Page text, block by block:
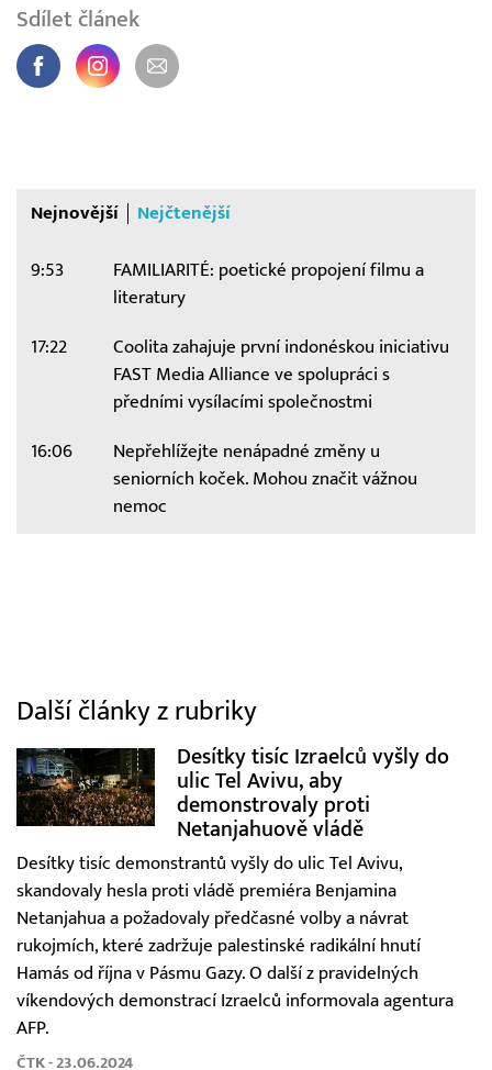
Sdílet článek
Nejnovější Nejčtenější
9:53
FAMILIARITÉ: poetické propojení filmu a
literatury
17:22
Coolita zahajuje první indonéskou iniciativu
FAST Media Alliance ve spolupráci s
předními vysílacími společnostmi
16:06
Nepřehlížejte nenápadné změny u
seniorních koček. Mohou značit vážnou
nemoc
Další články z rubriky
Desítky tisíc Izraelců vyšly do
ulic Tel Avivu, aby
demonstrovaly proti
Netanjahuově vládě
Desítky tisíc demonstrantů vyšly do ulic Tel Avivu,
skandovaly hesla proti vládě premiéra Benjamina
Netanjahua a požadovaly předčasné volby a návrat
rukojmích, které zadržuje palestinské radikální hnutí
Hamás od října v Pásmu Gazy. O další z pravidelných
víkendových demonstrací Izraelců informovala agentura
AFP.
ČTK - 23.06.2024